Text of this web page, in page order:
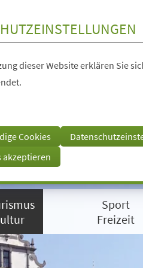
dieser Website erklären Sie
Cookies
akzeptieren
Sport
Freizeit